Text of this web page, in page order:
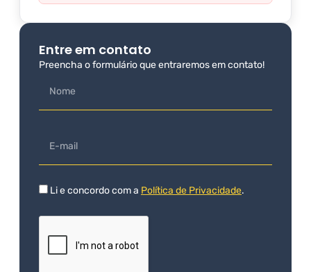
Entre em contato
Preencha o formulário que entraremos em contato!
Li e concordo com a Política de Privacidade.